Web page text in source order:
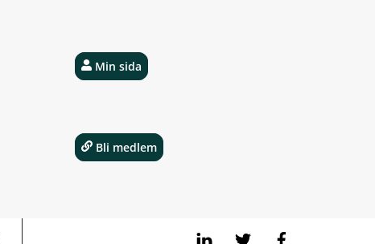
LinkedIn Twitter
Min sida
Bli medlem